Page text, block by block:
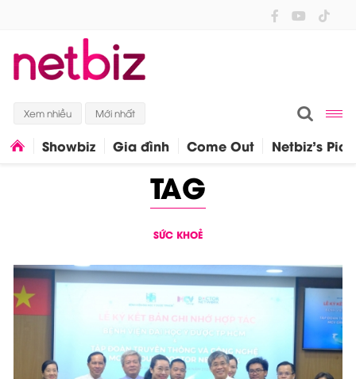
Xem nhiều Mới nhất
Showbiz Gia đình Come Out Netbiz's Pick
TAG
SỨC KHOẺ